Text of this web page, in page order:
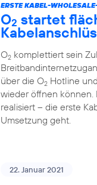
ERSTE KABEL-
O2 startet
O2 komplettiert sein
über die O2 Hotline
wieder öffnen können.
realisiert – die erste
Umsetzung geht.
22. Januar 2021